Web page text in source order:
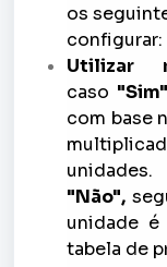
os
configurar:
Utilizar
caso "Sim"
com base
"Não",
unidade
tabela de